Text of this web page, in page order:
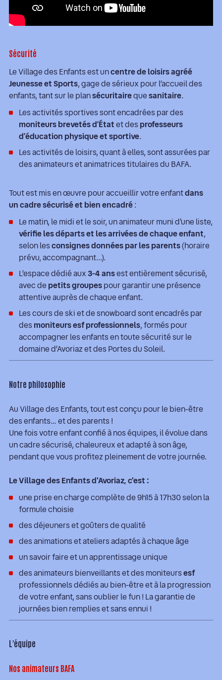
Sécurité
Le Village des Enfants est uncentre de loisirs agréé
Jeunesse et Sports, gage de sérieux pour l’accueil des
enfants, tant sur le plansécuritairequesanitaire.
Les activités sportives sont encadrées par des
moniteurs brevetés d’Étatet desprofesseurs
d’éducation physique et sportive.
Les activités de loisirs, quant à elles, sont assurées par
des animateurs et animatrices titulaires du BAFA.
Tout est mis en œuvre pour accueillir votre enfantdans
un cadre sécurisé et bien encadré:
Le matin, le midi et le soir, un animateur muni d'une liste,
vérifie les départs et les arrivées de chaque enfant,
selon lesconsignes données par les parents(horaire
prévu, accompagnant...).
L’espace dédié aux3-4 ansest entièrement sécurisé,
avec depetits groupespour garantir une présence
attentive auprès de chaque enfant.
Les cours de ski et de snowboard sont encadrés par
desmoniteurs esf professionnels, formés pour
accompagner les enfants en toute sécurité sur le
domaine d’Avoriaz et des Portes du Soleil.
Notre philosophie
Au Village des Enfants, tout est conçu pour le bien-être
des enfants… et des parents !
Une fois votre enfant confié à nos équipes, il évolue dans
un cadre sécurisé, chaleureux et adapté à son âge,
pendant que vous profitez pleinement de votre journée.
Le Village des Enfants d'Avoriaz, c'est :
une prise en charge complète de 9h15 à 17h30 selon la
formule choisie
des déjeuners et goûters de qualité
des animations et ateliers adaptés à chaque âge
un savoir faire et un apprentissage unique
des animateurs bienveillants et des moniteursesf
professionnels dédiés au bien-être et à la progression
de votre enfant, sans oublier le fun ! La garantie de
journées bien remplies et sans ennui !
L'équipe
Nos animateurs BAFA